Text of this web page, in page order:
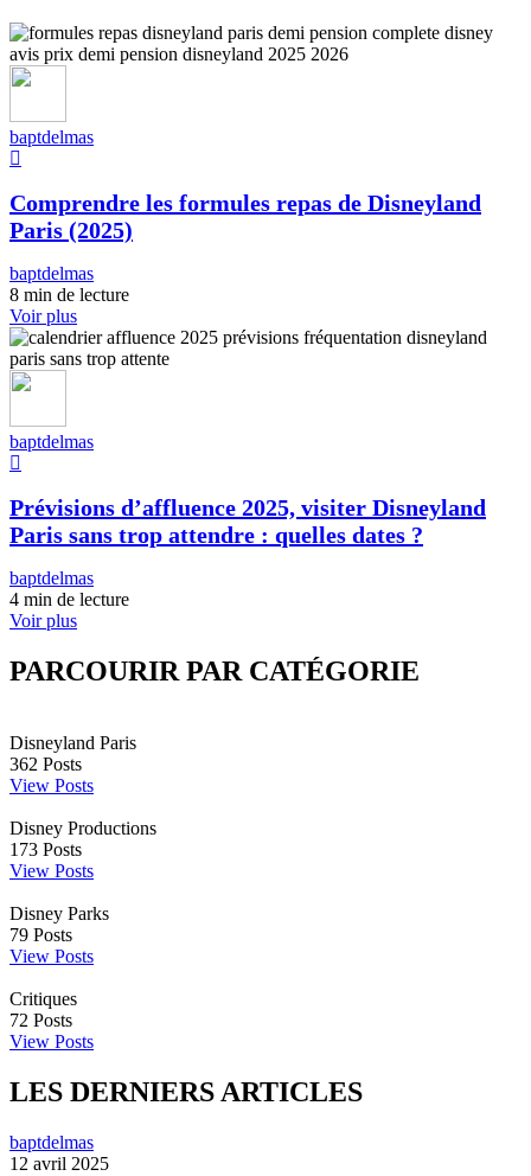
baptdelmas
Comprendre les formules repas de Disneyland
Paris (2025)
baptdelmas
8 min de lecture
Voir plus
baptdelmas
Prévisions d’affluence 2025, visiter Disneyland
Paris sans trop attendre : quelles dates ?
baptdelmas
4 min de lecture
Voir plus
PARCOURIR PAR CATÉGORIE
Disneyland Paris
362 Posts
View Posts
Disney Productions
173 Posts
View Posts
Disney Parks
79 Posts
View Posts
Critiques
72 Posts
View Posts
LES DERNIERS ARTICLES
baptdelmas
12 avril 2025